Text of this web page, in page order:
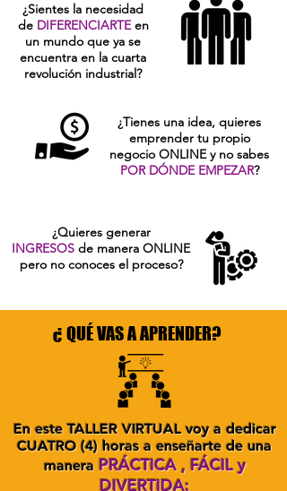
¿Sientes la necesidad
de DIFERENCIARTEen
un mundo que ya se
encuentra en la cuarta
revolución industrial?
¿Tienes una idea, quieres
emprender tu propio
negocio ONLINE y no sabes
POR DÓNDE EMPEZAR?
¿Quieres generar
INGRESOS de manera ONLINE
pero no conoces el proceso?
¿ QUÉ VAS A APRENDER?
En este TALLER VIRTUAL voy a dedicar
CUATRO (4) horas a enseñarte de una
manera PRÁCTICA , FÁCIL y
DIVERTIDA: